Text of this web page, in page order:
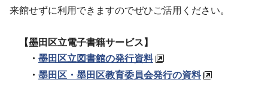
来館せずに利用できますのでぜひご活用ください。
【墨田区立電子書籍サービス】
・ 墨田区立図書館の発行資料
・ 墨田区・墨田区教育委員会発行の資料